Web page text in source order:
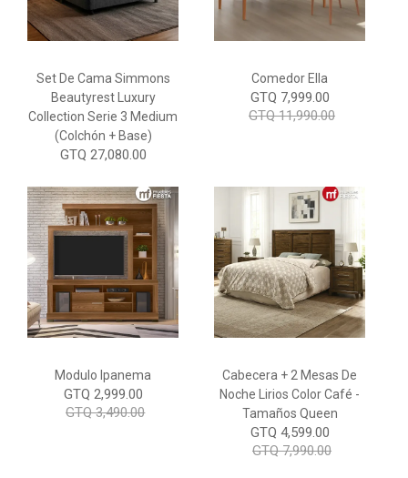
Set De Cama Simmons
Beautyrest Luxury
Collection Serie 3 Medium
(Colchón + Base)
GTQ 27,080.00
Comedor Ella
GTQ 7,999.00
GTQ 11,990.00
Modulo Ipanema
GTQ 2,999.00
GTQ 3,490.00
Cabecera + 2 Mesas De
Noche Lirios Color Café -
Tamaños Queen
GTQ 4,599.00
GTQ 7,990.00